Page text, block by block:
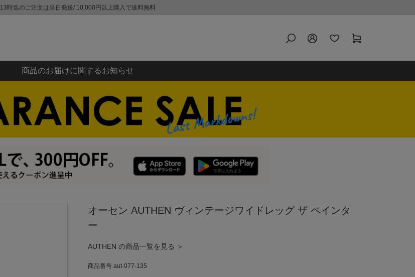
13時迄のご注文は当日発送/ 10,000円以上購入で送料無料
商品のお届けに関するお知らせ
オーセン AUTHEN ヴィンテージワイドレッグ ザ ペインタ
ー
AUTHEN の商品一覧を見る ＞
商品番号 aut-077-135